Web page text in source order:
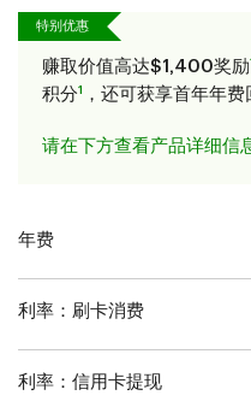
特别优惠
赚取价值高达$1,400奖励
积分1 ，还可获享首年年费
请在下方查看产品详细信
年费
利率：刷卡消费
利率：信用卡提现